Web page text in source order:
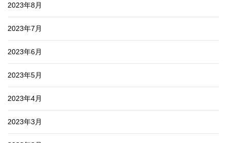
2023年8月
2023年7月
2023年6月
2023年5月
2023年4月
2023年3月